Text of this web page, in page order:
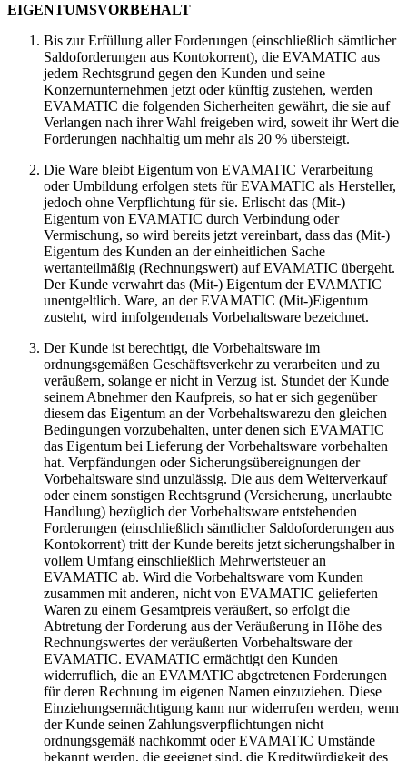
EIGENTUMSVORBEHALT
Bis zur Erfüllung aller Forderungen (einschließlich sämtlicher
Saldoforderungen aus Kontokorrent), die EVAMATIC aus
jedem Rechtsgrund gegen den Kunden und seine
Konzernunternehmen jetzt oder künftig zustehen, werden
EVAMATIC die folgenden Sicherheiten gewährt, die sie auf
Verlangen nach ihrer Wahl freigeben wird, soweit ihr Wert die
Forderungen nachhaltig um mehr als 20 % übersteigt.
Die Ware bleibt Eigentum von EVAMATIC Verarbeitung
oder Umbildung erfolgen stets für EVAMATIC als Hersteller,
jedoch ohne Verpflichtung für sie. Erlischt das (Mit-)
Eigentum von EVAMATIC durch Verbindung oder
Vermischung, so wird bereits jetzt vereinbart, dass das (Mit-)
Eigentum des Kunden an der einheitlichen Sache
wertanteilmäßig (Rechnungswert) auf EVAMATIC übergeht.
Der Kunde verwahrt das (Mit-) Eigentum der EVAMATIC
unentgeltlich. Ware, an der EVAMATIC (Mit-)Eigentum
zusteht, wird imfolgendenals Vorbehaltsware bezeichnet.
Der Kunde ist berechtigt, die Vorbehaltsware im
ordnungsgemäßen Geschäftsverkehr zu verarbeiten und zu
veräußern, solange er nicht in Verzug ist. Stundet der Kunde
seinem Abnehmer den Kaufpreis, so hat er sich gegenüber
diesem das Eigentum an der Vorbehaltswarezu den gleichen
Bedingungen vorzubehalten, unter denen sich EVAMATIC
das Eigentum bei Lieferung der Vorbehaltsware vorbehalten
hat. Verpfändungen oder Sicherungsübereignungen der
Vorbehaltsware sind unzulässig. Die aus dem Weiterverkauf
oder einem sonstigen Rechtsgrund (Versicherung, unerlaubte
Handlung) bezüglich der Vorbehaltsware entstehenden
Forderungen (einschließlich sämtlicher Saldoforderungen aus
Kontokorrent) tritt der Kunde bereits jetzt sicherungshalber in
vollem Umfang einschließlich Mehrwertsteuer an
EVAMATIC ab. Wird die Vorbehaltsware vom Kunden
zusammen mit anderen, nicht von EVAMATIC gelieferten
Waren zu einem Gesamtpreis veräußert, so erfolgt die
Abtretung der Forderung aus der Veräußerung in Höhe des
Rechnungswertes der veräußerten Vorbehaltsware der
EVAMATIC. EVAMATIC ermächtigt den Kunden
widerruflich, die an EVAMATIC abgetretenen Forderungen
für deren Rechnung im eigenen Namen einzuziehen. Diese
Einziehungsermächtigung kann nur widerrufen werden, wenn
der Kunde seinen Zahlungsverpflichtungen nicht
ordnungsgemäß nachkommt oder EVAMATIC Umstände
bekannt werden, die geeignet sind, die Kreditwürdigkeit des